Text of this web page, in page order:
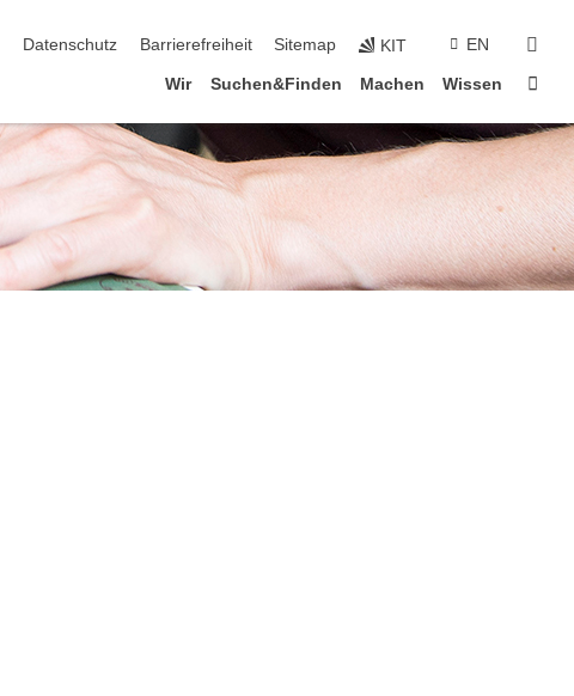
Datenschutz Barrierefreiheit Sitemap KIT EN
Wir Suchen&Finden Machen Wissen